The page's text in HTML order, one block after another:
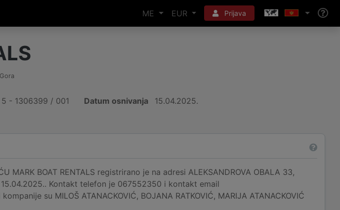
ME EUR Prijava
5 - 1306399 / 001 Datum osnivanja 15.04.2025.
MARK BOAT RENTALS registrirano je na adresi ALEKSANDROVA OBALA 33,
Kontakt telefon je 067552350 i kontakt email
su MILOŠ ATANACKOVIĆ, BOJANA RATKOVIĆ, MARIJA ATANACKOVIĆ